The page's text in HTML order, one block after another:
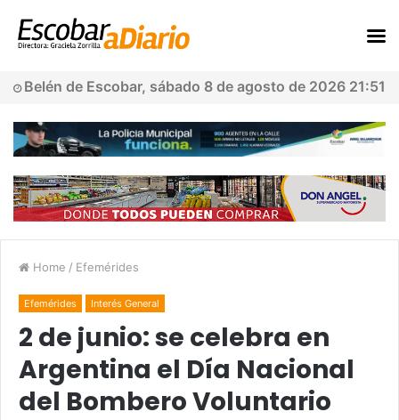
Belén de Escobar, sábado 8 de agosto de 2026 21:51
Home / Efemérides
Efemérides Interés General
2 de junio: se celebra en
Argentina el Día Nacional
del Bombero Voluntario